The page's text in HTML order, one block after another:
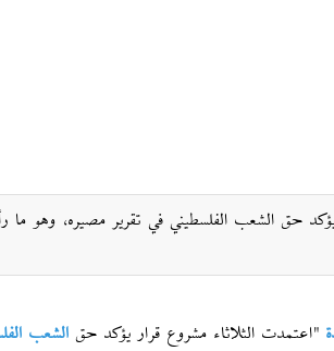
يؤكد حق الشعب الفلسطيني في تقرير مصيره، وهو ما
"اعتمدت الثلاثاء مشروع قرار يؤكد حقالشعب